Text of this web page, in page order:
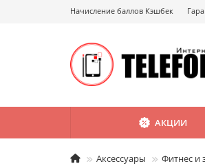
Начисление баллов Кэшбек
АКЦИИ
Аксессуары Фитнес и